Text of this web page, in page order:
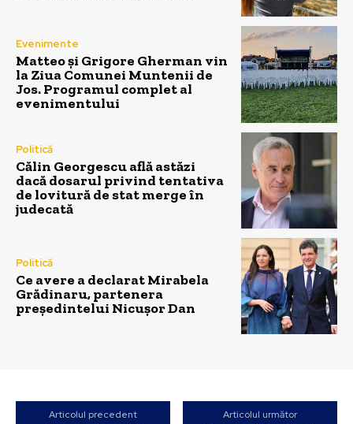
Evenimente
Matteo și Grigore Gherman vin
la Ziua Comunei Muntenii de
Jos. Programul complet al
evenimentului
Politică
Călin Georgescu află astăzi
dacă dosarul privind tentativa
de lovitură de stat merge în
judecată
Politică
Ce avere a declarat Mirabela
Grădinaru, partenera
președintelui Nicușor Dan
Articolul precedent Articolul următor